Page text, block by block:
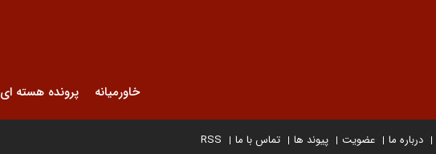
خاورمیانه پرونده هسته ای
درباره ما عضویت پیوند ها تماس با ما RSS